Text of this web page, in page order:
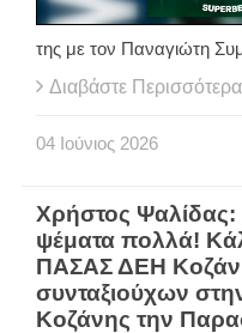
της με τον Παναγιώτη
Διαβάστε Περισσότερα
04 Ιούνιος 2026
Χρήστος
ψέματα πολλά!
ΠΑΣΑΣ ΔΕΗ
συνταξιούχων
Κοζάνης την